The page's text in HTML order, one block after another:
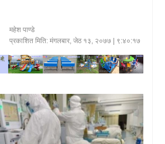
महेश पाण्डे
प्रकाशित मिति: मंगलबार, जेठ १३, २०७७ | ९:४०:१७